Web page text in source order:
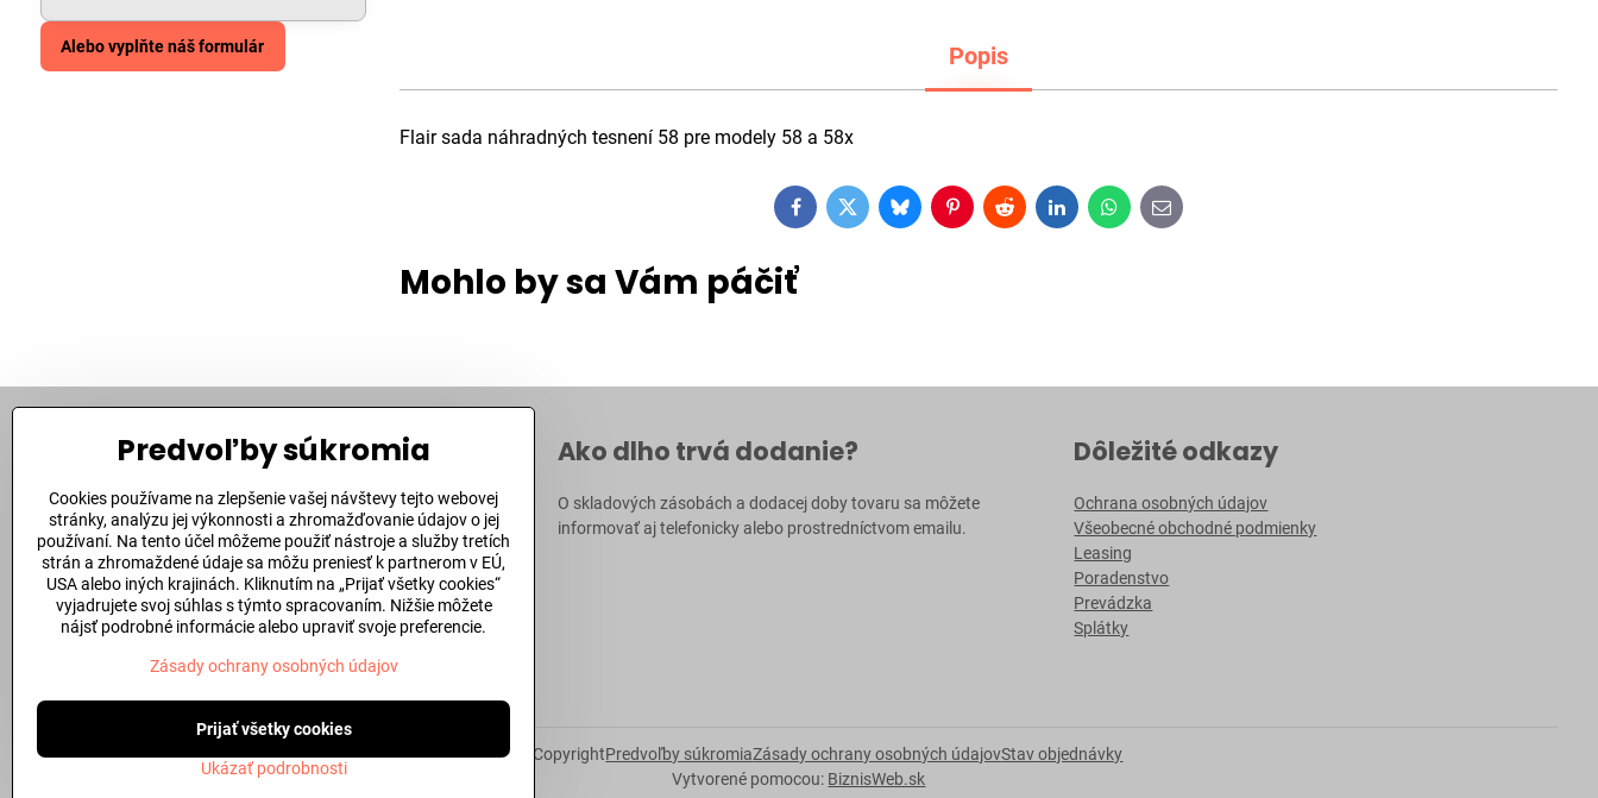
Popis
Flair sada náhradných tesnení 58 pre modely 58 a 58x
FacebookTwitterBlueskyPinterestRedditLinkedInWhatsApp
E-
mail
Mohlo by sa Vám páčiť
Alebo vyplňte náš formulár
Kontakt
Bite Corporation, s​.r​.o​.
Fándlyho 1
94901 Nitra
+421 907 149 742
ibite​@ibite​.sk
Ako dlho trvá dodanie?
O skladových zásobách a dodacej doby tovaru sa môžete
informovať ajtelefonickyalebo prostredníctvomemailu.
Dôležité odkazy
Ochrana osobných údajov
Všeobecné obchodné podmienky
Leasing
Poradenstvo
Prevádzka
Splátky
©2026 CopyrightPredvoľby súkromiaZásady ochrany osobných údajovStav objednávky
Vytvorené pomocou: BiznisWeb.sk
Predvoľby súkromia
Cookies používame na zlepšenie vašej návštevy tejto webovej
stránky, analýzu jej výkonnosti a zhromažďovanie údajov o jej
používaní. Na tento účel môžeme použiť nástroje a služby tretích
strán a zhromaždené údaje sa môžu preniesť k partnerom v EÚ,
USA alebo iných krajinách. Kliknutím na „Prijať všetky cookies“
vyjadrujete svoj súhlas s týmto spracovaním. Nižšie môžete
nájsť podrobné informácie alebo upraviť svoje preferencie.
Zásady ochrany osobných údajov
Ukázať podrobnosti
Prijať všetky cookies